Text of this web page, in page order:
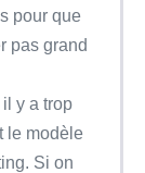
pour que
pas grand
y a trop
le modèle
Si on